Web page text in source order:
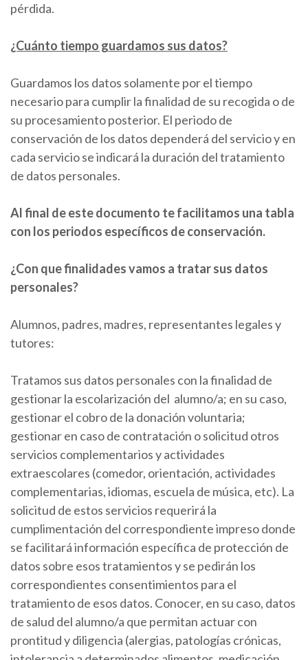
pérdida.
¿Cuánto tiempo guardamos sus datos?
Guardamos los datos solamente por el tiempo
necesario para cumplir la finalidad de su recogida o de
su procesamiento posterior. El periodo de
conservación de los datos dependerá del servicio y en
cada servicio se indicará la duración del tratamiento
de datos personales.
Al final de este documento te facilitamos una tabla
con los periodos específicos de conservación.
¿Con que finalidades vamos a tratar sus datos
personales?
Alumnos, padres, madres, representantes legales y
tutores:
Tratamos sus datos personales con la finalidad de
gestionar la escolarización del alumno/a; en su caso,
gestionar el cobro de la donación voluntaria;
gestionar en caso de contratación o solicitud otros
servicios complementarios y actividades
extraescolares (comedor, orientación, actividades
complementarias, idiomas, escuela de música, etc). La
solicitud de estos servicios requerirá la
cumplimentación del correspondiente impreso donde
se facilitará información específica de protección de
datos sobre esos tratamientos y se pedirán los
correspondientes consentimientos para el
tratamiento de esos datos. Conocer, en su caso, datos
de salud del alumno/a que permitan actuar con
prontitud y diligencia (alergias, patologías crónicas,